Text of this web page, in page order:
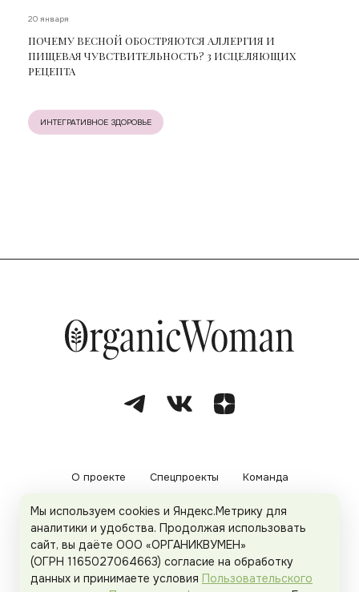
20 января
ПОЧЕМУ ВЕСНОЙ ОБОСТРЯЮТСЯ АЛЛЕРГИЯ И
ПИЩЕВАЯ ЧУВСТВИТЕЛЬНОСТЬ? 3 ИСЦЕЛЯЮЩИХ
РЕЦЕПТА
ИНТЕГРАТИВНОЕ ЗДОРОВЬЕ
О проекте Спецпроекты Команда
Рекламодателям Политика конфиденциальности
Пользовательское соглашение
Мы используем cookies и Яндекс.Метрику для
аналитики и удобства. Продолжая использовать
сайт, вы даёте ООО «ОРГАНИКВУМЕН»
(ОГРН 1165027064663) согласие на обработку
данных и принимаете условия Пользовательского